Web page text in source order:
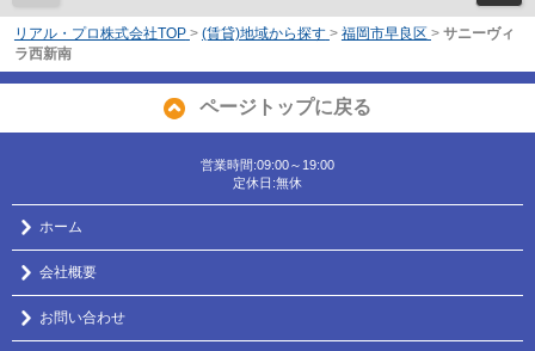
リアル・プロ株式会社TOP > (賃貸)地域から探す > 福岡市早良区 > サニーヴィ
ラ西新南
ページトップに戻る
営業時間:09:00～19:00
定休日:無休
ホーム
会社概要
お問い合わせ